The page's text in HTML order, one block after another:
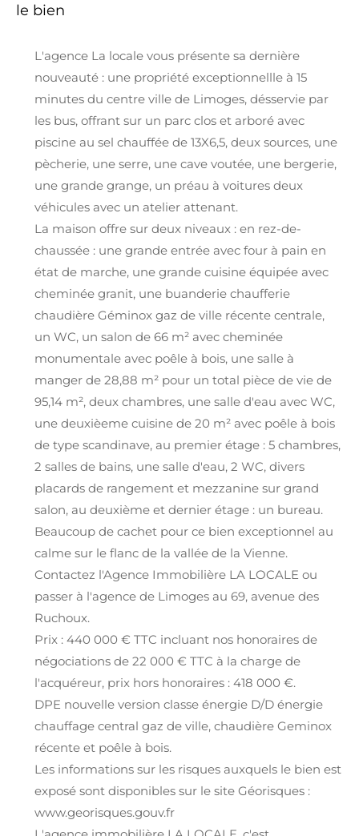
le bien
L'agence La locale vous présente sa dernière
nouveauté : une propriété exceptionnellle à 15
minutes du centre ville de Limoges, désservie par
les bus, offrant sur un parc clos et arboré avec
piscine au sel chauffée de 13X6,5, deux sources, une
pècherie, une serre, une cave voutée, une bergerie,
une grande grange, un préau à voitures deux
véhicules avec un atelier attenant.
La maison offre sur deux niveaux : en rez-de-
chaussée : une grande entrée avec four à pain en
état de marche, une grande cuisine équipée avec
cheminée granit, une buanderie chaufferie
chaudière Géminox gaz de ville récente centrale,
un WC, un salon de 66 m² avec cheminée
monumentale avec poêle à bois, une salle à
manger de 28,88 m² pour un total pièce de vie de
95,14 m², deux chambres, une salle d'eau avec WC,
une deuxièeme cuisine de 20 m² avec poêle à bois
de type scandinave, au premier étage : 5 chambres,
2 salles de bains, une salle d'eau, 2 WC, divers
placards de rangement et mezzanine sur grand
salon, au deuxième et dernier étage : un bureau.
Beaucoup de cachet pour ce bien exceptionnel au
calme sur le flanc de la vallée de la Vienne.
Contactez l'Agence Immobilière LA LOCALE ou
passer à l'agence de Limoges au 69, avenue des
Ruchoux.
Prix : 440 000 € TTC incluant nos honoraires de
négociations de 22 000 € TTC à la charge de
l'acquéreur, prix hors honoraires : 418 000 €.
DPE nouvelle version classe énergie D/D énergie
chauffage central gaz de ville, chaudière Geminox
récente et poêle à bois.
Les informations sur les risques auxquels le bien est
exposé sont disponibles sur le site Géorisques :
www.georisques.gouv.fr